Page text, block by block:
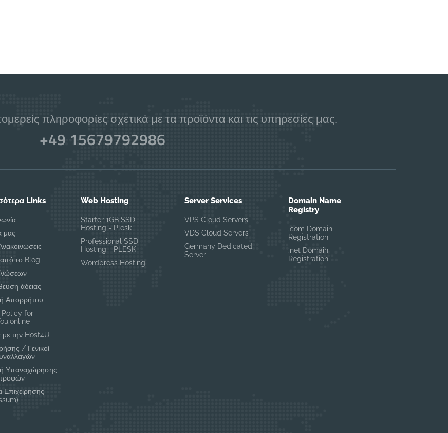
πληροφορίες σχετικά με τα προϊόντα και τις υπηρεσίες μας.
+49 15679792986
Links
μας
το Blog
άδειας
Απορρήτου
Policy for
με την Host4U
/ Γενικοί
Υπαναχώρησης
Επιχείρησης
Web Hosting
Starter 1GB SSD
Hosting - Plesk
Professional SSD
Hosting - PLESK
Wordpress Hosting
Server Services
VPS Cloud Servers
VDS Cloud Servers
Germany Dedicated
Server
Domain Name
Registry
.com Domain
Registration
.net Domain
Registration